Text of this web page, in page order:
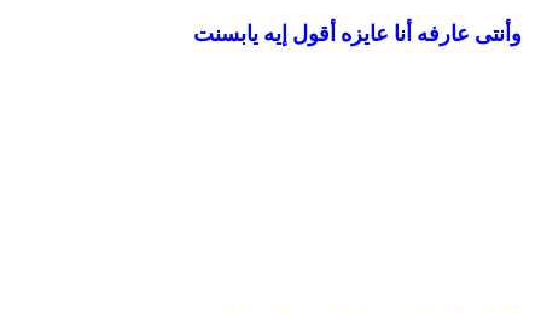
وأنتى عارفه أنا عايزه أقول إيه يابسنت